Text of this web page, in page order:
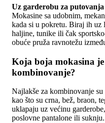
Uz garderobu za putovanja
Mokasine sa udobnim,
kada si u pokretu. Biraj ih uz
haljine, tunike ili čak
obuće pruža ravnotežu
Koja boja mokasina
kombinovanje?
Najlakše za kombinovanje
kao što su crna, bež, braon,
uklapaju uz većinu
poslovne pantalone ili suknju.